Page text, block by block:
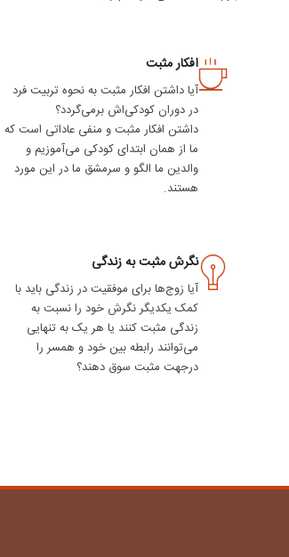
افکار مثبت
آیا داشتن افکار مثبت به نحوه تربیت فرد
در دوران کودکی‌اش برمی‌گردد؟
داشتن افکار مثبت و منفی عاداتی است که
ما از همان ابتدای کودکی می‌آموزیم و
والدین ما الگو و سرمشق ما در این مورد
هستند.
نگرش مثبت به زندگی
آیا زوج‌ها برای موفقیت در زندگی باید با
کمک یکدیگر نگرش خود را نسبت به
زندگی مثبت کنند یا هر یک به تنهایی
می‌توانند رابطه بین خود و همسر را
درجهت مثبت سوق دهند؟